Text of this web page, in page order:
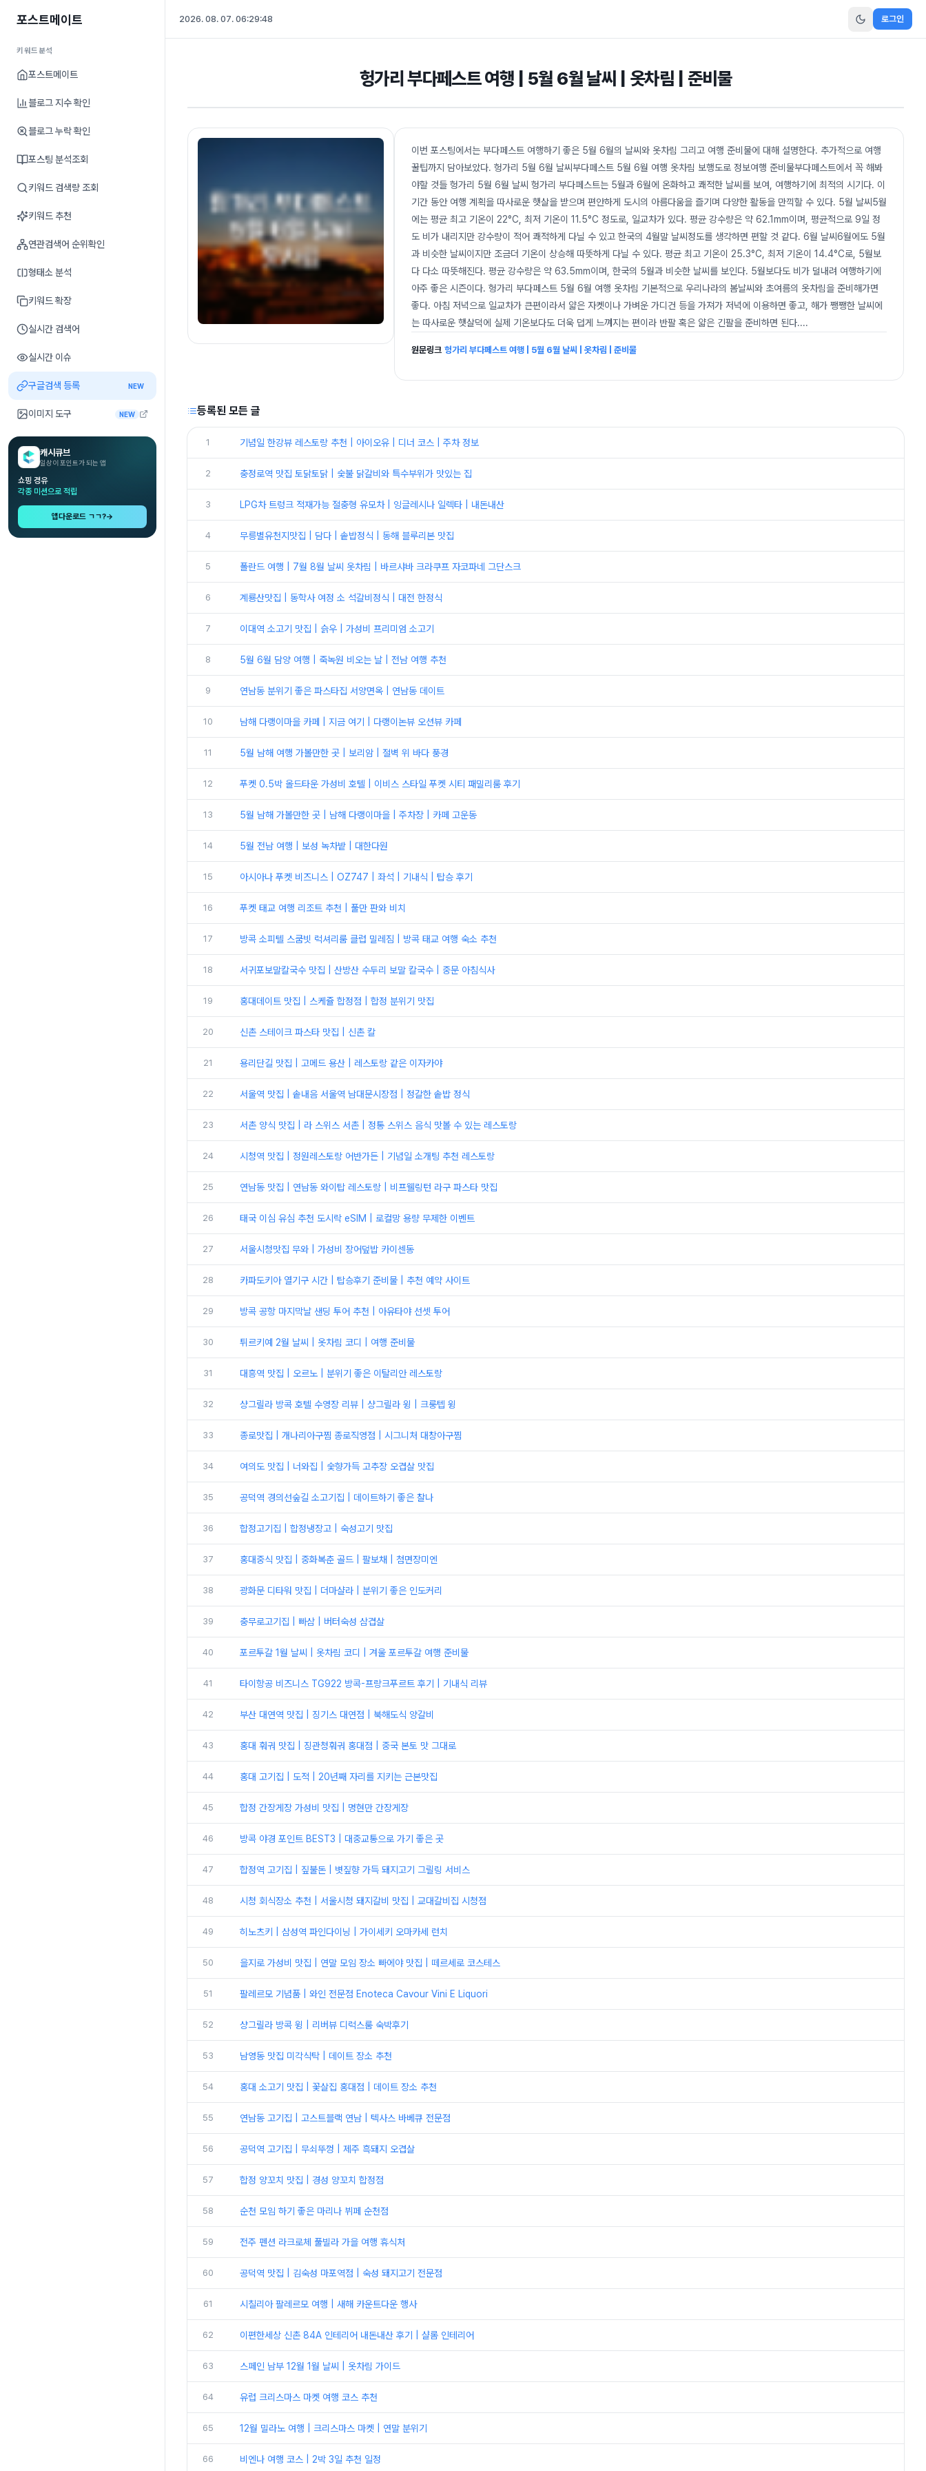
포스트메이트
키워드분석
포스트메이트
블로그 지수 확인
블로그 누락 확인
포스팅 분석조회
키워드 검색량 조회
키워드 추천
연관검색어 순위확인
형태소 분석
키워드 확장
실시간 검색어
실시간 이슈
구글검색 등록 NEW
이미지 도구 NEW
캐시큐브
일상이 포인트가 되는 앱
쇼핑 경유
각종 미션으로 적립
앱다운로드 ㄱㄱ?→
2026. 08. 07. 06:29:48 로그인
헝가리 부다페스트 여행 | 5월 6월 날씨 | 옷차림 | 준비물
이번 포스팅에서는 부다페스트 여행하기 좋은 5월 6월의 날씨와 옷차림 그리고 여행 준비물에 대해 설명한다. 추가적으로 여행
꿀팁까지 담아보았다. 헝가리 5월 6월 날씨부다페스트 5월 6월 여행 옷차림 보행도로 정보여행 준비물부다페스트에서 꼭 해봐
야할 것들 헝가리 5월 6월 날씨 헝가리 부다페스트는 5월과 6월에 온화하고 쾌적한 날씨를 보여, 여행하기에 최적의 시기다. 이
기간 동안 여행 계획을 따사로운 햇살을 받으며 편안하게 도시의 아름다움을 즐기며 다양한 활동을 만끽할 수 있다. 5월 날씨5월
에는 평균 최고 기온이 22°C, 최저 기온이 11.5°C 정도로, 일교차가 있다. 평균 강수량은 약 62.1mm이며, 평균적으로 9일 정
도 비가 내리지만 강수량이 적어 쾌적하게 다닐 수 있고 한국의 4월말 날씨정도를 생각하면 편할 것 같다. 6월 날씨6월에도 5월
과 비슷한 날씨이지만 조금더 기온이 상승해 따뜻하게 다닐 수 있다. 평균 최고 기온이 25.3°C, 최저 기온이 14.4°C로, 5월보
다 다소 따뜻해진다. 평균 강수량은 약 63.5mm이며, 한국의 5월과 비슷한 날씨를 보인다. 5월보다도 비가 덜내려 여행하기에
아주 좋은 시즌이다. 헝가리 부다페스트 5월 6월 여행 옷차림 기본적으로 우리나라의 봄날씨와 초여름의 옷차림을 준비해가면
좋다. 아침 저녁으로 일교차가 큰편이라서 얇은 자켓이나 가벼운 가디건 등을 가져가 저녁에 이용하면 좋고, 해가 쨍쨍한 날씨에
는 따사로운 햇살덕에 실제 기온보다도 더욱 덥게 느껴지는 편이라 반팔 혹은 얇은 긴팔을 준비하면 된다....
원문링크 헝가리 부다페스트 여행 | 5월 6월 날씨 | 옷차림 | 준비물
등록된 모든 글
1 기념일 한강뷰 레스토랑 추천 | 아이오유 | 디너 코스 | 주차 정보
2 충정로역 맛집 토닭토닭 | 숯불 닭갈비와 특수부위가 맛있는 집
3 LPG차 트렁크 적재가능 절충형 유모차 | 잉글레시나 일렉타 | 내돈내산
4 무릉별유천지맛집 | 담다 | 솥밥정식 | 동해 블루리본 맛집
5 폴란드 여행 | 7월 8월 날씨 옷차림 | 바르샤바 크라쿠프 자코파네 그단스크
6 계룡산맛집 | 동학사 여정 소 석갈비정식 | 대전 한정식
7 이대역 소고기 맛집 | 슭우 | 가성비 프리미엄 소고기
8 5월 6월 담양 여행 | 죽녹원 비오는 날 | 전남 여행 추천
9 연남동 분위기 좋은 파스타집 서양면옥 | 연남동 데이트
10 남해 다랭이마을 카페 | 지금 여기 | 다랭이논뷰 오션뷰 카페
11 5월 남해 여행 가볼만한 곳 | 보리암 | 절벽 위 바다 풍경
12 푸켓 0.5박 올드타운 가성비 호텔 | 이비스 스타일 푸켓 시티 패밀리룸 후기
13 5월 남해 가볼만한 곳 | 남해 다랭이마을 | 주차장 | 카페 고운동
14 5월 전남 여행 | 보성 녹차밭 | 대한다원
15 아시아나 푸켓 비즈니스 | OZ747 | 좌석 | 기내식 | 탑승 후기
16 푸켓 태교 여행 리조트 추천 | 풀만 판와 비치
17 방콕 소피텔 스쿰빗 럭셔리룸 클럽 밀레짐 | 방콕 태교 여행 숙소 추천
18 서귀포보말칼국수 맛집 | 산방산 수두리 보말 칼국수 | 중문 아침식사
19 홍대데이트 맛집 | 스케쥴 합정점 | 합정 분위기 맛집
20 신촌 스테이크 파스타 맛집 | 신촌 칼
21 용리단길 맛집 | 고메드 용산 | 레스토랑 같은 이자카야
22 서울역 맛집 | 솥내음 서울역 남대문시장점 | 정갈한 솥밥 정식
23 서촌 양식 맛집 | 라 스위스 서촌 | 정통 스위스 음식 맛볼 수 있는 레스토랑
24 시청역 맛집 | 정원레스토랑 어반가든 | 기념일 소개팅 추천 레스토랑
25 연남동 맛집 | 연남동 와이탑 레스토랑 | 비프웰링턴 라구 파스타 맛집
26 태국 이심 유심 추천 도시락 eSIM | 로컬망 용량 무제한 이벤트
27 서울시청맛집 무와 | 가성비 장어덮밥 카이센동
28 카파도키아 열기구 시간 | 탑승후기 준비물 | 추천 예약 사이트
29 방콕 공항 마지막날 샌딩 투어 추천 | 아유타야 선셋 투어
30 튀르키예 2월 날씨 | 옷차림 코디 | 여행 준비물
31 대흥역 맛집 | 오르노 | 분위기 좋은 이탈리안 레스토랑
32 샹그릴라 방콕 호텔 수영장 리뷰 | 샹그릴라 윙 | 크룽텝 윙
33 종로맛집 | 개나리아구찜 종로직영점 | 시그니처 대창아구찜
34 여의도 맛집 | 너와집 | 숯향가득 고추장 오겹살 맛집
35 공덕역 경의선숲길 소고기집 | 데이트하기 좋은 찰나
36 합정고기집 | 합정냉장고 | 숙성고기 맛집
37 홍대중식 맛집 | 중화복춘 골드 | 팔보채 | 첨면장미엔
38 광화문 디타워 맛집 | 더마샬라 | 분위기 좋은 인도커리
39 충무로고기집 | 빠삼 | 버터숙성 삼겹살
40 포르투갈 1월 날씨 | 옷차림 코디 | 겨울 포르투갈 여행 준비물
41 타이항공 비즈니스 TG922 방콕-프랑크푸르트 후기 | 기내식 리뷰
42 부산 대연역 맛집 | 징기스 대연점 | 북해도식 양갈비
43 홍대 훠궈 맛집 | 징관청훠궈 홍대점 | 중국 본토 맛 그대로
44 홍대 고기집 | 도적 | 20년째 자리를 지키는 근본맛집
45 합정 간장게장 가성비 맛집 | 명현만 간장게장
46 방콕 야경 포인트 BEST3 | 대중교통으로 가기 좋은 곳
47 합정역 고기집 | 짚불돈 | 볏짚향 가득 돼지고기 그릴링 서비스
48 시청 회식장소 추천 | 서울시청 돼지갈비 맛집 | 교대갈비집 시청점
49 히노츠키 | 삼성역 파인다이닝 | 가이세키 오마카세 런치
50 을지로 가성비 맛집 | 연말 모임 장소 빠에야 맛집 | 떼르세로 코스테스
51 팔레르모 기념품 | 와인 전문점 Enoteca Cavour Vini E Liquori
52 샹그릴라 방콕 윙 | 리버뷰 디럭스룸 숙박후기
53 남영동 맛집 미각식탁 | 데이트 장소 추천
54 홍대 소고기 맛집 | 꽃살집 홍대점 | 데이트 장소 추천
55 연남동 고기집 | 고스트블랙 연남 | 텍사스 바베큐 전문점
56 공덕역 고기집 | 무쇠뚜껑 | 제주 흑돼지 오겹살
57 합정 양꼬치 맛집 | 경성 양꼬치 합정점
58 순천 모임 하기 좋은 마리나 뷔페 순천점
59 전주 펜션 라크로체 풀빌라 가을 여행 휴식처
60 공덕역 맛집 | 김숙성 마포역점 | 숙성 돼지고기 전문점
61 시칠리아 팔레르모 여행 | 새해 카운트다운 행사
62 이편한세상 신촌 84A 인테리어 내돈내산 후기 | 샬롬 인테리어
63 스페인 남부 12월 1월 날씨 | 옷차림 가이드
64 유럽 크리스마스 마켓 여행 코스 추천
65 12월 밀라노 여행 | 크리스마스 마켓 | 연말 분위기
66 비엔나 여행 코스 | 2박 3일 추천 일정